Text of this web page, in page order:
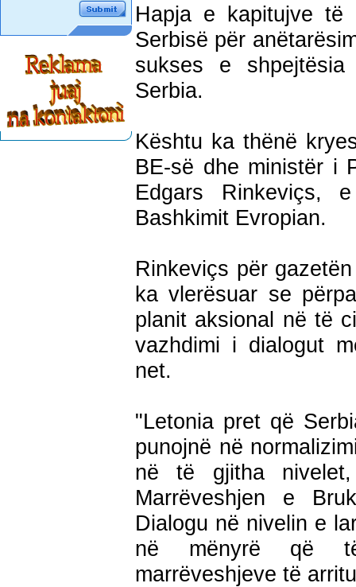
Hapja e kapitujve të
Serbisë për
sukses e
Serbia.
Kështu ka thënë
BE-së dhe ministër i
Edgars Rinkeviçs,
Bashkimit Evropian.
Rinkeviçs për
ka vlerësuar se
planit aksional në të
vazhdimi i dialogut
net.
"Letonia pret që
punojnë në
në të gjitha
Marrëveshjen e
Dialogu në nivelin e
në mënyrë që
marrëveshjeve të